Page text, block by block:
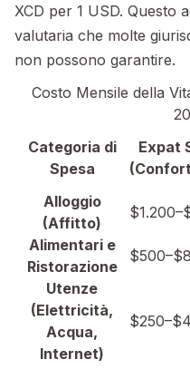
XCD per 1 USD. Questo
valutaria che molte
non possono garantire.
Costo Mensile della
Categoria di
Spesa
Expat
Alloggio
(Affitto)
Alimentari e
Ristorazione
Utenze
(Elettricità,
Acqua,
Internet)